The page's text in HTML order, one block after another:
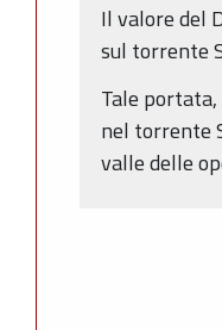
Il valore del
sul torrente
Tale
nel torrente
valle delle